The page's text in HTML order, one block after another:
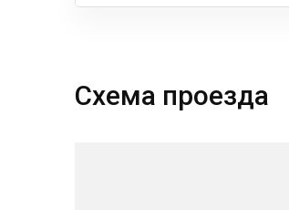
Схема проезда